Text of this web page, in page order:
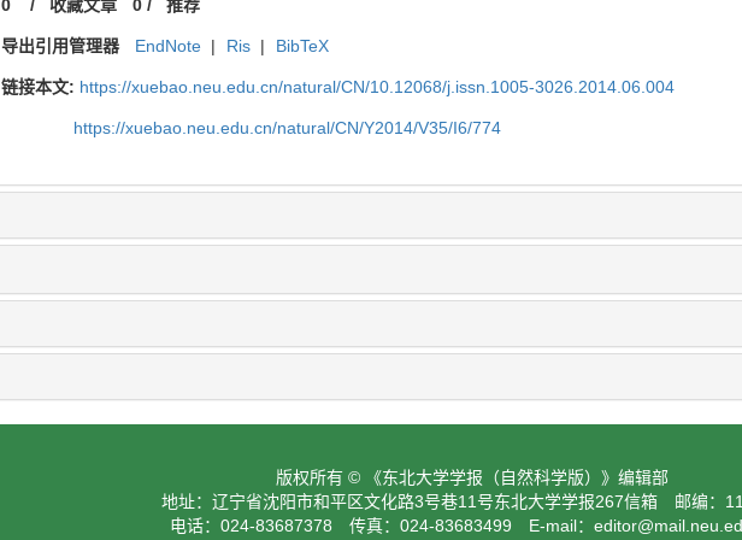
0 / 收藏文章 0/ 推荐
导出引用管理器 EndNote | Ris | BibTeX
链接本文: https://xuebao.neu.edu.cn/natural/CN/10.12068/j.issn.1005-3026.2014.06.004
https://xuebao.neu.edu.cn/natural/CN/Y2014/V35/I6/774
版权所有 © 《东北大学学报（自然科学版）》编辑部
地址：辽宁省沈阳市和平区文化路3号巷11号东北大学学报267信箱 邮编：
电话：024-83687378 传真：024-83683499 E-mail：